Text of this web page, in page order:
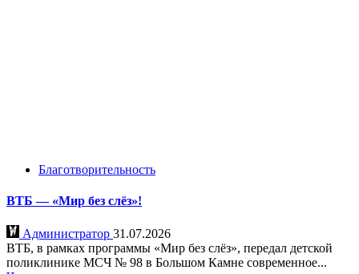
Благотворительность
ВТБ — «Мир без слёз»!
Администратор 31.07.2026
ВТБ, в рамках программы «Мир без слёз», передал детской
поликлинике МСЧ № 98 в Большом Камне современное...